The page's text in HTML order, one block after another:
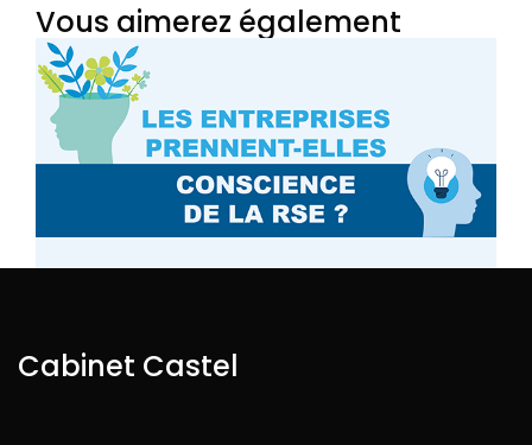
Vous aimerez également
Cabinet Castel